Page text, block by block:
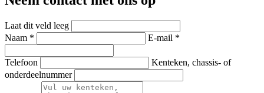
Laat dit veld leeg
Naam *
E-mail *
Telefoon
Kenteken, chassis- of
onderdeelnummer